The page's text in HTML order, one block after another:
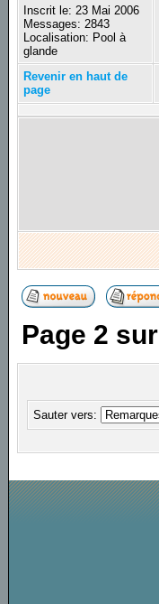
Inscrit le: 23 Mai 2006
Messages: 2843
Localisation: Pool à
glande
Revenir en haut de
page
Page 2 sur
Sauter vers: